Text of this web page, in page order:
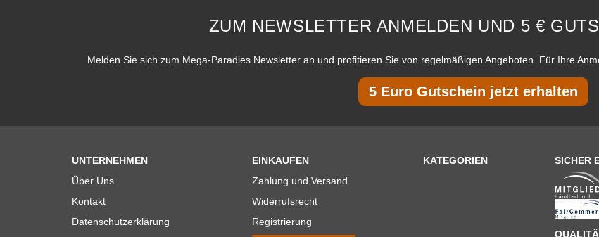
ZUM NEWSLETTER ANMELDEN UND 5 €
Melden Sie sich zum Mega-Paradies Newsletter an und profitieren Sie von regelmäßigen Angeboten. Für Ihre
5 Euro Gutschein jetzt erhalten
UNTERNEHMEN
Über Uns
Kontakt
Datenschutzerklärung
EINKAUFEN
Zahlung und Versand
Widerrufsrecht
Registrierung
KATEGORIEN SICHER